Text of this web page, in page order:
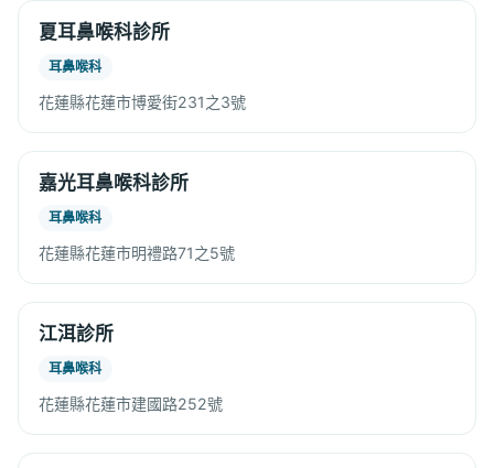
夏耳鼻喉科診所
耳鼻喉科
花蓮縣花蓮市博愛街231之3號
嘉光耳鼻喉科診所
耳鼻喉科
花蓮縣花蓮市明禮路71之5號
江洱診所
耳鼻喉科
花蓮縣花蓮市建國路252號